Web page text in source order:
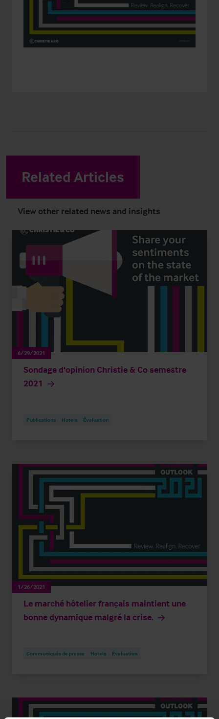
Related Articles
View other related news and insights
6/29/2021
Sondage d'opinion Christie & Co semestre
2021
Publications Hotels Évaluation
1/26/2021
Le marché hôtelier français maintient une
bonne dynamique malgré la crise.
Communiqués de presse Hotels Évaluation